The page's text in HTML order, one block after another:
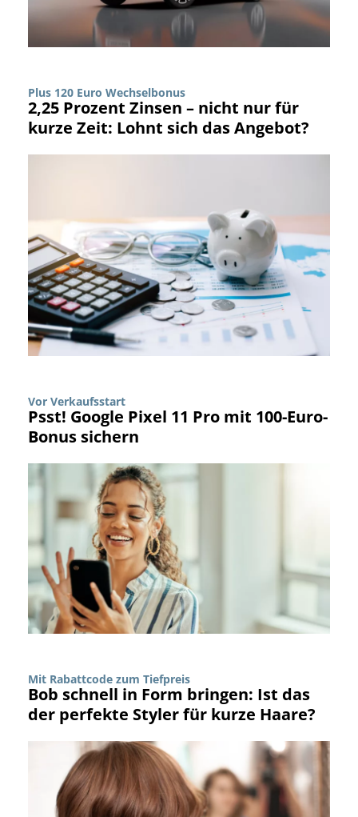
Plus 120 Euro Wechselbonus
2,25 Prozent Zinsen – nicht nur für
kurze Zeit: Lohnt sich das Angebot?
Vor Verkaufsstart
Psst! Google Pixel 11 Pro mit 100-Euro-
Bonus sichern
Mit Rabattcode zum Tiefpreis
Bob schnell in Form bringen: Ist das
der perfekte Styler für kurze Haare?